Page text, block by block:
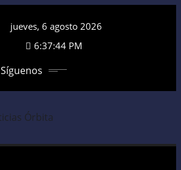
jueves, 6 agosto 2026
6:37:45 PM
Síguenos